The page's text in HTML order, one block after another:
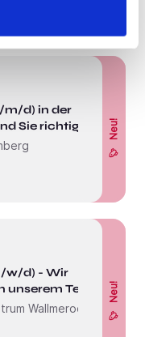
d) in der
Sie richtig!
Neu!
w/d) - Wir
Team!
Wallmerod
Neu!